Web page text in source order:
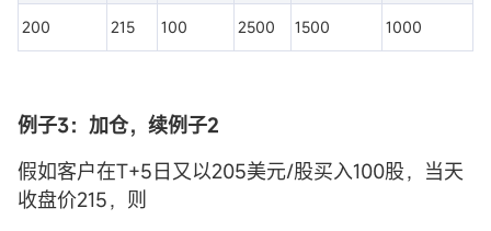
200 215 100 2500 1500 1000
例子3：加仓，续例子2
假如客户在T+5日又以205美元/股买入100股，当天
收盘价215，则